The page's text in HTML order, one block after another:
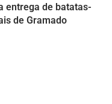
entrega de batatas-
de Gramado